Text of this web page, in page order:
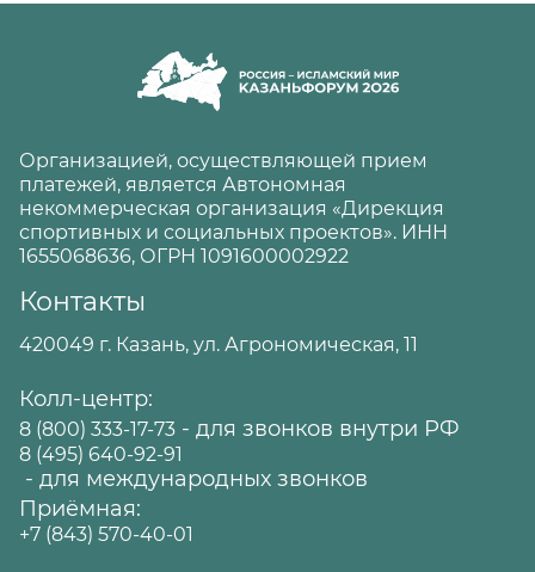
Организацией, осуществляющей прием
платежей, является Автономная
некоммерческая организация «Дирекция
спортивных и социальных проектов». ИНН
1655068636, ОГРН 1091600002922
Контакты
420049 г. Казань, ул. Агрономическая, 11
Колл-центр:
8 (800) 333-17-73 - для звонков внутри РФ
8 (495) 640-92-91
- для международных звонков
Приёмная:
+7 (843) 570-40-01